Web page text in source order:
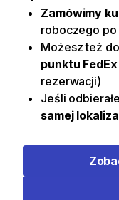
Zamówimy
roboczego
Możesz też
punktu FedEx
rezerwacji)
Jeśli
samej